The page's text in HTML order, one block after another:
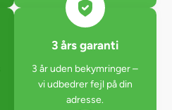
3 års garanti
3 år uden bekymringer –
vi udbedrer fejl på din
adresse.